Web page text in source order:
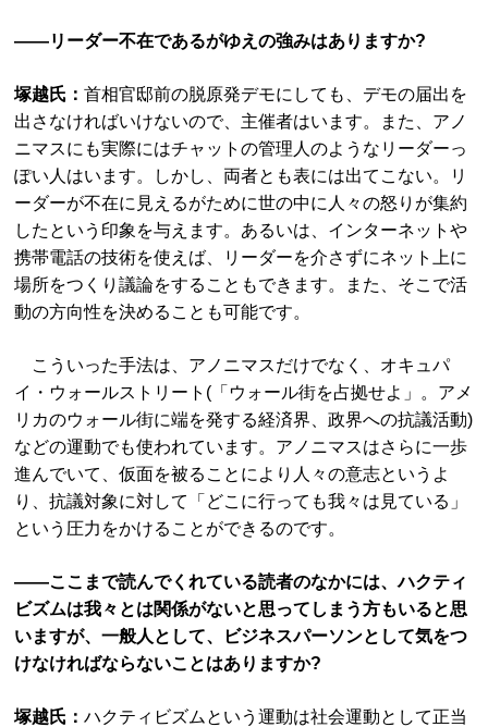
――リーダー不在であるがゆえの強みはありますか?
塚越氏：首相官邸前の脱原発デモにしても、デモの届出を
出さなければいけないので、主催者はいます。また、アノ
ニマスにも実際にはチャットの管理人のようなリーダーっ
ぽい人はいます。しかし、両者とも表には出てこない。リ
ーダーが不在に見えるがために世の中に人々の怒りが集約
したという印象を与えます。あるいは、インターネットや
携帯電話の技術を使えば、リーダーを介さずにネット上に
場所をつくり議論をすることもできます。また、そこで活
動の方向性を決めることも可能です。
こういった手法は、アノニマスだけでなく、オキュパ
イ・ウォールストリート(「ウォール街を占拠せよ」。アメ
リカのウォール街に端を発する経済界、政界への抗議活動)
などの運動でも使われています。アノニマスはさらに一歩
進んでいて、仮面を被ることにより人々の意志というよ
り、抗議対象に対して「どこに行っても我々は見ている」
という圧力をかけることができるのです。
――ここまで読んでくれている読者のなかには、ハクティ
ビズムは我々とは関係がないと思ってしまう方もいると思
いますが、一般人として、ビジネスパーソンとして気をつ
けなければならないことはありますか?
塚越氏：ハクティビズムという運動は社会運動として正当